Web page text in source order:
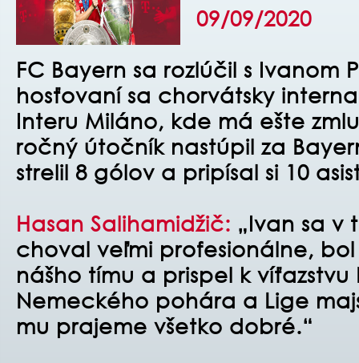
09/09/2020
FC Bayern sa rozlúčil s Ivanom
hosťovaní sa chorvátsky
Interu Miláno, kde má ešte
ročný útočník nastúpil za
strelil 8 gólov a pripísal si 10
Hasan Salihamidžič: „Ivan sa v
choval veľmi profesionálne,
nášho tímu a prispel k
Nemeckého pohára a Lige
mu prajeme všetko dobré.“